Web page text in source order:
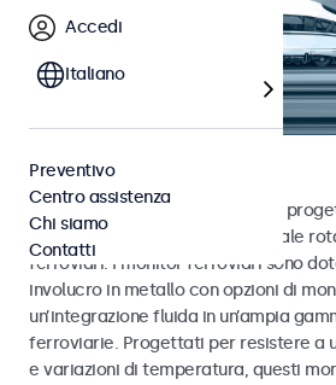
Monitor ferroviari
Monitor sviluppati in conformità
50155 e EN 45545-2 per il materiale
ferroviari. I monitor ferroviari sono
involucro in metallo con opzioni di
un’integrazione fluida in un’ampia
ferroviarie. Progettati per resistere a
e variazioni di temperatura, questi
Accedi
Italiano
Preventivo
Centro assistenza
Chi siamo
Contatti